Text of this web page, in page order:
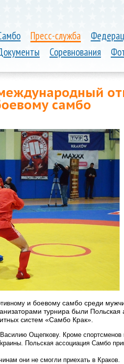
Пресс-служба
Соревнования
самбо
и боевому самбо среди
турнира были
систем «Самбо Крак».
Ощепкову. Кроме спортсменов
Польская ассоциация Самбо
они не смогли приехать в Краков.